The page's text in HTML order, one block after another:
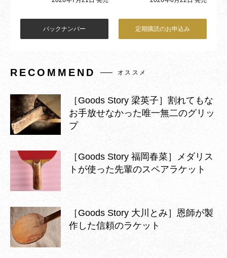
バックナンバー 定期購読のお申込み
RECOMMEND オススメ
［Goods Story 梁英子］割れてもな
お手放せなかった唯一無二のグリッ
プ
［Goods Story 福岡春菜］メダリス
トが使った先輩のスペアラケット
［Goods Story 大川とみ］恩師が製
作した信頼のラケット